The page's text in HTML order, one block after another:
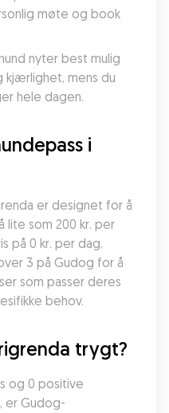
møte og book
nyter best mulig
kjærlighet, mens du
hele dagen.
i
er designet for å
lite som 200 kr. per
på 0 kr. per dag.
3 på Gudog for å
som passer deres
behov.
trygt?
og 0 positive
er Gudog-